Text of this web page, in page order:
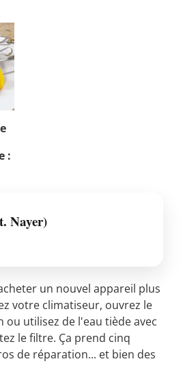
:
Nayer)
un nouvel appareil plus
votre climatiseur, ouvrez le
utilisez de l'eau tiède avec
le filtre. Ça prend cinq
de réparation... et bien des